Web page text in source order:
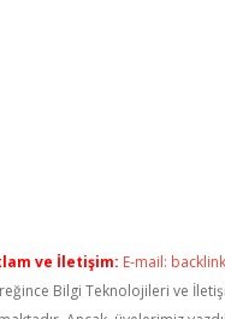
ve İletişim: E-mail:
Bilgi Teknolojileri ve